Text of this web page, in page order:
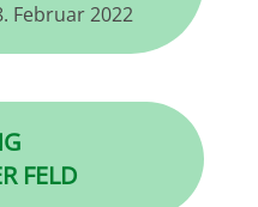
Februar 2022
FELD